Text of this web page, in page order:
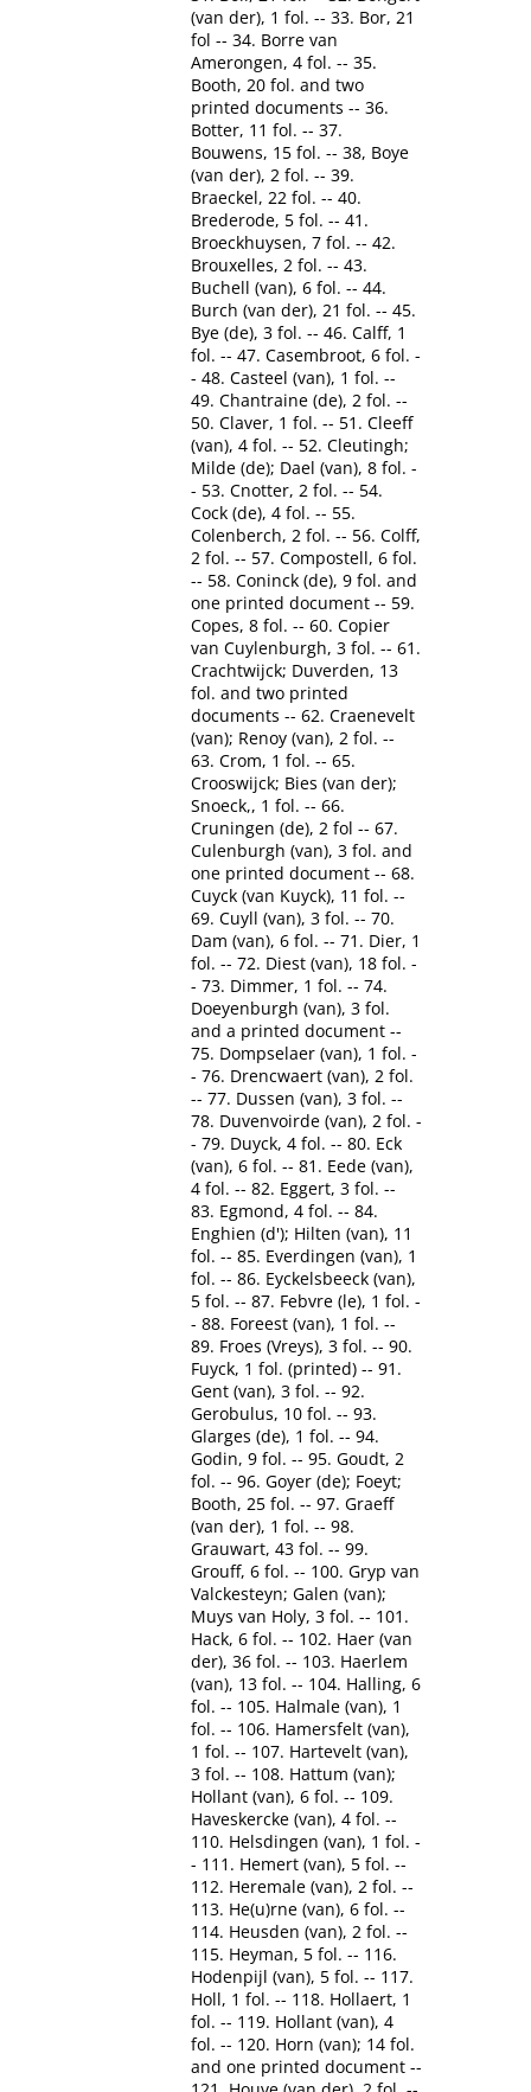
(van der), 1 fol. -- 33. Bor, 21
fol -- 34. Borre van
Amerongen, 4 fol. -- 35.
Booth, 20 fol. and two
printed documents -- 36.
Botter, 11 fol. -- 37.
Bouwens, 15 fol. -- 38, Boye
(van der), 2 fol. -- 39.
Braeckel, 22 fol. -- 40.
Brederode, 5 fol. -- 41.
Broeckhuysen, 7 fol. -- 42.
Brouxelles, 2 fol. -- 43.
Buchell (van), 6 fol. -- 44.
Burch (van der), 21 fol. -- 45.
Bye (de), 3 fol. -- 46. Calff, 1
fol. -- 47. Casembroot, 6 fol. -
- 48. Casteel (van), 1 fol. --
49. Chantraine (de), 2 fol. --
50. Claver, 1 fol. -- 51. Cleeff
(van), 4 fol. -- 52. Cleutingh;
Milde (de); Dael (van), 8 fol. -
- 53. Cnotter, 2 fol. -- 54.
Cock (de), 4 fol. -- 55.
Colenberch, 2 fol. -- 56. Colff,
2 fol. -- 57. Compostell, 6 fol.
-- 58. Coninck (de), 9 fol. and
one printed document -- 59.
Copes, 8 fol. -- 60. Copier
van Cuylenburgh, 3 fol. -- 61.
Crachtwijck; Duverden, 13
fol. and two printed
documents -- 62. Craenevelt
(van); Renoy (van), 2 fol. --
63. Crom, 1 fol. -- 65.
Crooswijck; Bies (van der);
Snoeck,, 1 fol. -- 66.
Cruningen (de), 2 fol -- 67.
Culenburgh (van), 3 fol. and
one printed document -- 68.
Cuyck (van Kuyck), 11 fol. --
69. Cuyll (van), 3 fol. -- 70.
Dam (van), 6 fol. -- 71. Dier, 1
fol. -- 72. Diest (van), 18 fol. -
- 73. Dimmer, 1 fol. -- 74.
Doeyenburgh (van), 3 fol.
and a printed document --
75. Dompselaer (van), 1 fol. -
- 76. Drencwaert (van), 2 fol.
-- 77. Dussen (van), 3 fol. --
78. Duvenvoirde (van), 2 fol. -
- 79. Duyck, 4 fol. -- 80. Eck
(van), 6 fol. -- 81. Eede (van),
4 fol. -- 82. Eggert, 3 fol. --
83. Egmond, 4 fol. -- 84.
Enghien (d'); Hilten (van), 11
fol. -- 85. Everdingen (van), 1
fol. -- 86. Eyckelsbeeck (van),
5 fol. -- 87. Febvre (le), 1 fol. -
- 88. Foreest (van), 1 fol. --
89. Froes (Vreys), 3 fol. -- 90.
Fuyck, 1 fol. (printed) -- 91.
Gent (van), 3 fol. -- 92.
Gerobulus, 10 fol. -- 93.
Glarges (de), 1 fol. -- 94.
Godin, 9 fol. -- 95. Goudt, 2
fol. -- 96. Goyer (de); Foeyt;
Booth, 25 fol. -- 97. Graeff
(van der), 1 fol. -- 98.
Grauwart, 43 fol. -- 99.
Grouff, 6 fol. -- 100. Gryp van
Valckesteyn; Galen (van);
Muys van Holy, 3 fol. -- 101.
Hack, 6 fol. -- 102. Haer (van
der), 36 fol. -- 103. Haerlem
(van), 13 fol. -- 104. Halling, 6
fol. -- 105. Halmale (van), 1
fol. -- 106. Hamersfelt (van),
1 fol. -- 107. Hartevelt (van),
3 fol. -- 108. Hattum (van);
Hollant (van), 6 fol. -- 109.
Haveskercke (van), 4 fol. --
110. Helsdingen (van), 1 fol. -
- 111. Hemert (van), 5 fol. --
112. Heremale (van), 2 fol. --
113. He(u)rne (van), 6 fol. --
114. Heusden (van), 2 fol. --
115. Heyman, 5 fol. -- 116.
Hodenpijl (van), 5 fol. -- 117.
Holl, 1 fol. -- 118. Hollaert, 1
fol. -- 119. Hollant (van), 4
fol. -- 120. Horn (van); 14 fol.
and one printed document --